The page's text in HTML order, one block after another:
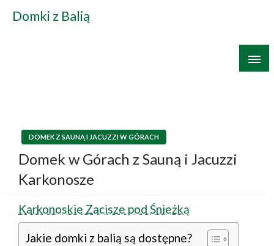
Domki z Balią
DOMEK Z SAUNĄ I JACUZZI W GÓRACH
Domek w Górach z Sauną i Jacuzzi
Karkonosze
Karkonoskie Zacisze pod Śnieżką
Jakie domki z balią są dostępne?